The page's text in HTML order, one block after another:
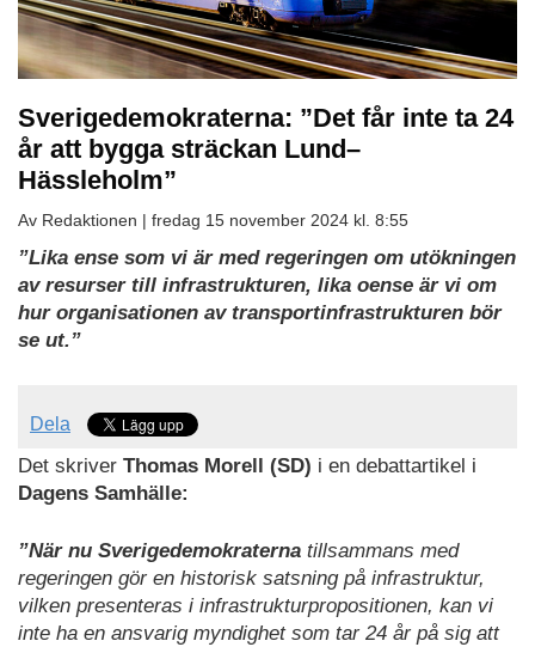
Sverigedemokraterna: ”Det får inte ta 24
år att bygga sträckan Lund–
Hässleholm”
Av Redaktionen | fredag 15 november 2024 kl. 8:55
”Lika ense som vi är med regeringen om utökningen
av resurser till infrastrukturen, lika oense är vi om
hur organisationen av transportinfrastrukturen bör
se ut.”
Dela
Det skriver Thomas Morell (SD) i en debattartikel i
Dagens Samhälle:
”När nu Sverigedemokraterna tillsammans med
regeringen gör en historisk satsning på infrastruktur,
vilken presenteras i infrastrukturpropositionen, kan vi
inte ha en ansvarig myndighet som tar 24 år på sig att